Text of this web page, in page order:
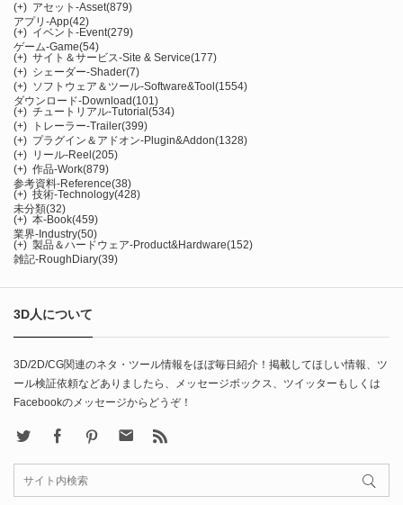
(+) アセット-Asset(879)
アプリ-App(42)
(+) イベント-Event(279)
ゲーム-Game(54)
(+) サイト＆サービス-Site & Service(177)
(+) シェーダー-Shader(7)
(+) ソフトウェア＆ツール-Software&Tool (1554)
ダウンロード-Download(101)
(+) チュートリアル-Tutorial (534)
(+)
トレーラー-Trailer(399)
(+) プラグイン＆アドオン-Plugin&Addon(1328)
(+) リール-Reel (205)
(+) 作品-Work(879)
参考資料-Reference(38)
(+) 技術-Technology(428)
未分類(32)
(+) 本-Book(459)
業界-Industry(50)
(+) 製品＆ハードウェア-Product&Hardware(152)
雑記-RoughDiary(39)
3D人について
3D/2D/CG関連のネタ・ツール情報をほぼ毎日紹介！掲載してほしい情報、ツ
ール検証依頼などありましたら、メッセージボックス、ツイッターもしくは
Facebookのメッセージからどうぞ！
FacebookPinterest Contact